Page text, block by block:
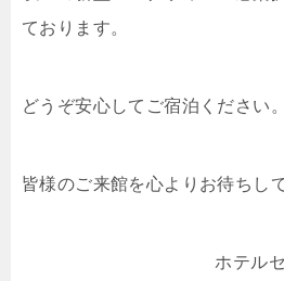
ております。
どうぞ安心してご宿泊ください。
皆様のご来館を心よりお待ちし
ホテル